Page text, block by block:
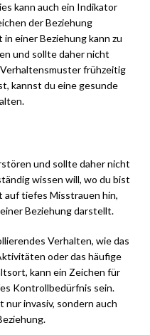
kann auch ein Indikator
der Beziehung
einer Beziehung kann zu
und sollte daher nicht
frühzeitig
kannst du eine gesunde
und sollte daher nicht
wissen will, wo du bist
auf tiefes Misstrauen hin,
Beziehung darstellt.
Verhalten, wie das
oder das häufige
kann ein Zeichen für
Kontrollbedürfnis sein.
invasiv, sondern auch